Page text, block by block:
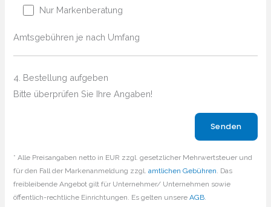
Nur Markenberatung
Amtsgebühren je nach Umfang
4. Bestellung aufgeben
Bitte überprüfen Sie Ihre Angaben!
* Alle Preisangaben netto in EUR zzgl. gesetzlicher Mehrwertsteuer und
für den Fall der Markenanmeldung zzgl.amtlichen Gebühren. Das
freibleibende Angebot gilt für Unternehmer/ Unternehmen sowie
öffentlich-rechtliche Einrichtungen. Es gelten unsereAGB.